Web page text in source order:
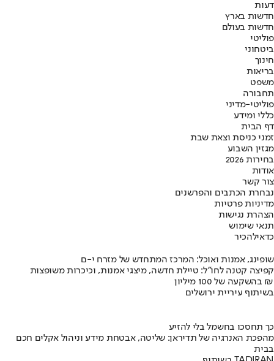
דעות
חדשות בארץ
חדשות בעולם
פוליטי
ביטחוני
חינוך
בריאות
משפט
תחבורה
פוליטי-מדיני
כללי ומידע
דף הבית
זמני כניסת וצאת שבת
מגזין השבוע
בחירות 2026
אודות
צור קשר
נבחרת הכתבים והפרשנים
מדיניות פרטיות
הצהרת נגישות
תנאי שימוש
כדאילהכיר
שופינג, אמנות ואוכל: המרכז המתחדש של מזרח י-ם
קפיצה קטנה לחו"ל: טיילת חדשה, מיצגי אמנות, וכיכרות משופצות
בהשקעה של 100 מיליון ₪
בשיתוף עיריית ירושלים
כך תחסכו בחשמל בלי להזיע
מהפכת האנרגיה של תדיראן: שליטה, אבטחת מידע וניהול אקלים חכם
בבית